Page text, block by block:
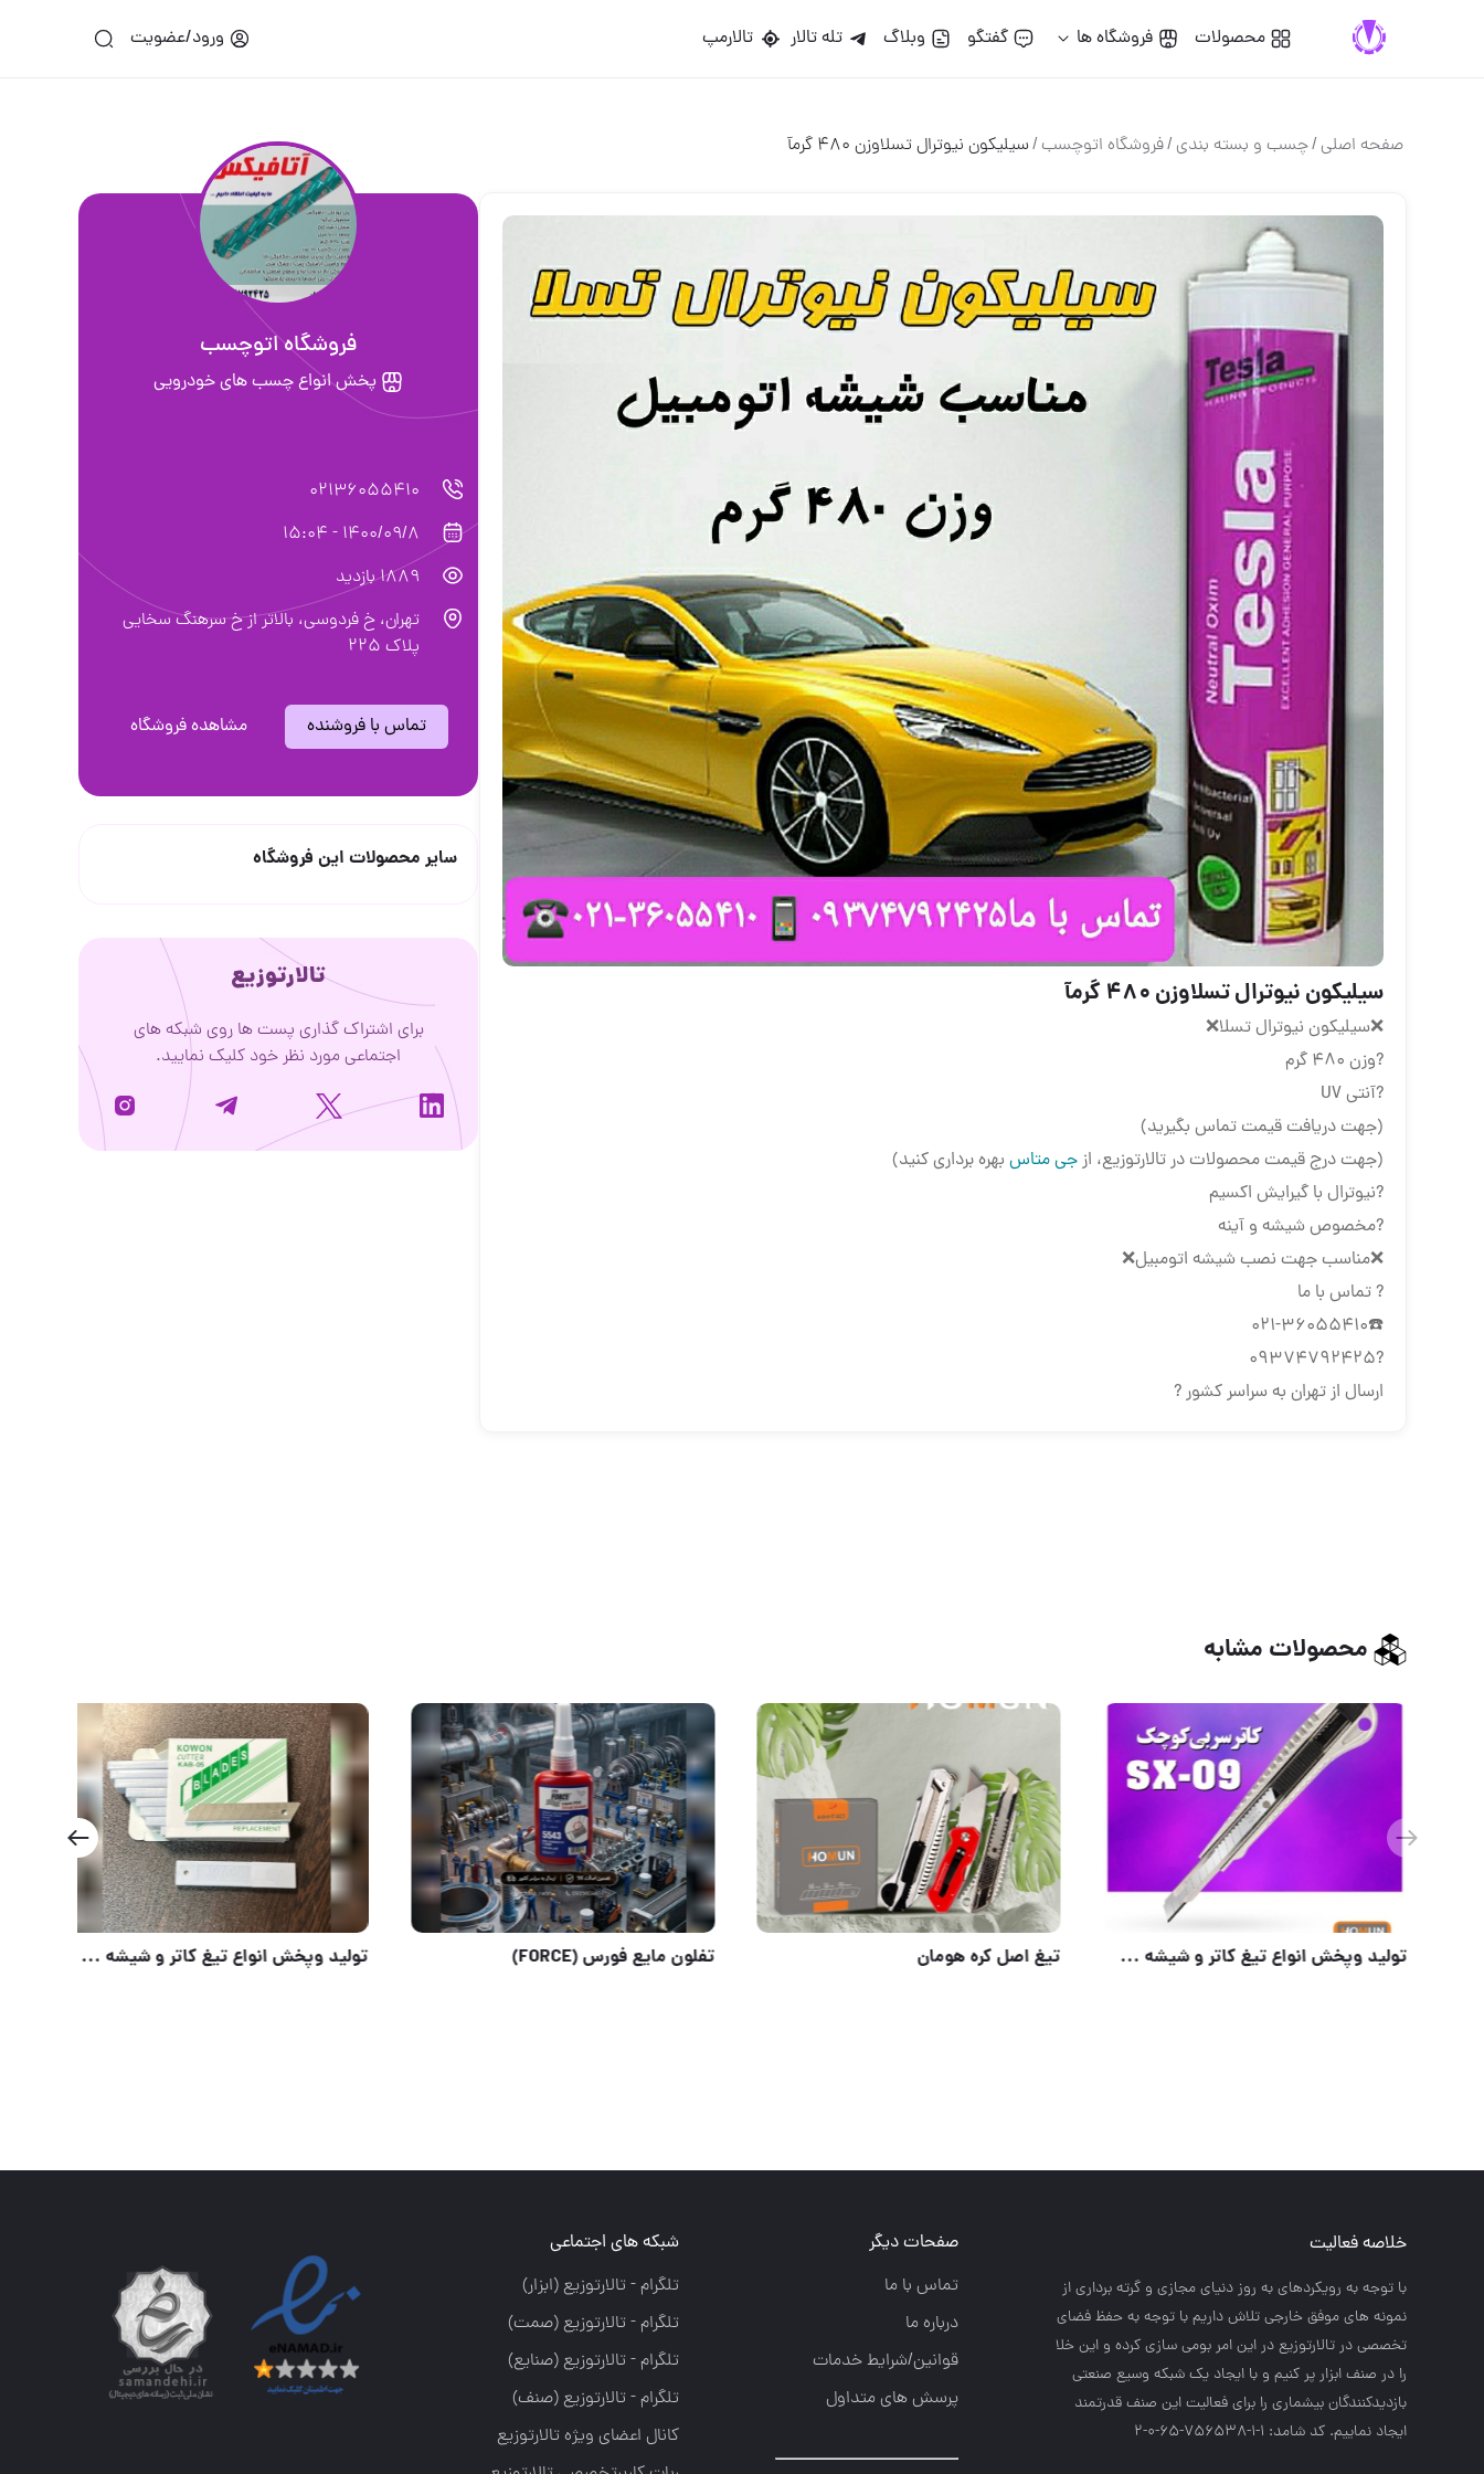
محصولات فروشگاه ها گفتگو وبلاگ تله تالار تالارمپ ورود/عضویت
صفحه اصلی/چسب و بسته بندي/فروشگاه اتوچسب/سیلیکون نیوترال تسلاوزن 480 گرمآ
سیلیکون نیوترال تسلاوزن 480 گرمآ
❌سیلیکون نیوترال تسلا❌
?وزن 480 گرم
?آنتی UV
(جهت دریافت قیمت تماس بگیرید)
(جهت درج قیمت محصولات در تالارتوزیع، ازجی متاس بهره برداری کنید)
?نیوترال با گیرایش اکسیم
?مخصوص شیشه و آینه
❌مناسب جهت نصب شیشه اتومبیل❌
? تماس با ما
☎️021-36055410
?09374792425
ارسال از تهران به سراسر کشور ?
فروشگاه اتوچسب
پخش انواع چسب های خودرویی
02136055410
1400/09/8 - 15:04
1889 بازدید
تهران، خ فردوسی، بالاتر از خ سرهنگ سخایی
پلاک ۲۲۵
تماس با فروشنده مشاهده فروشگاه
سایر محصولات این فروشگاه
تالارتوزیع
برای اشتراک گذاری پست ها روی شبکه های
اجتماعی مورد نظر خود کلیک نمایید.
محصولات مشابه
تولید وپخش انواع تیغ کاتر و شیشه پاکن تیغ اصل کره هومان تفلون مایع فورس (FORCE)
خلاصه فعالیت
با توجه به رويكردهاي به روز دنياي مجازي و گرته برداري از
نمونه هاي موفق خارجي تلاش داريم با توجه به حفظ فضاي
تخصصي در تالارتوزيع در اين امر بومي سازي كرده و اين خلا
را در صنف ابزار پر كنيم و با ايجاد يك شبكه وسيع صنعتي
بازديدكنندگان بيشماري را براي فعاليت اين صنف قدرتمند
ايجاد نماييم. کد شامد: 1-1-756538-65-0-2
صفحات دیگر
تماس با ما
درباره ما
قوانین/شرایط خدمات
پرسش های متداول
شبکه های اجتماعی
تلگرام - تالارتوزيع (ابزار)
تلگرام - تالارتوزيع (صمت)
تلگرام - تالارتوزيع (صنايع)
تلگرام - تالارتوزیع (صنف)
کانال اعضای ویژه تالارتوزیع